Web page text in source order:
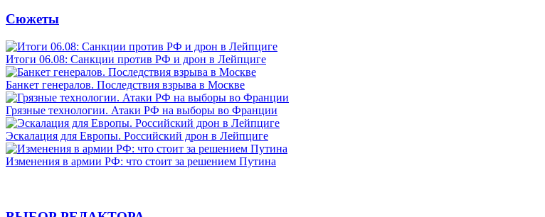
Сюжеты
Итоги 06.08: Санкции против РФ и дрон в Лейпциге
Банкет генералов. Последствия взрыва в Москве
Грязные технологии. Атаки РФ на выборы во Франции
Эскалация для Европы. Российский дрон в Лейпциге
Изменения в армии РФ: что стоит за решением Путина